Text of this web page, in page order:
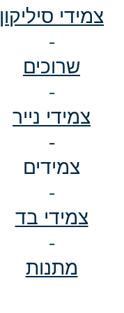
צמידי סיליקון
-
שרוכים
-
צמידי נייר
-
צמידים
-
צמידי בד
-
מתנות